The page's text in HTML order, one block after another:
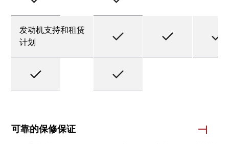
发动机支持和租赁
计划
可靠的保修保证